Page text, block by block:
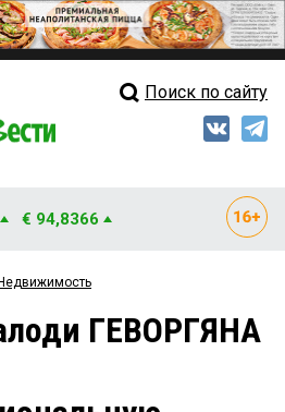
Свежий выпуск
Мнения
Рейтинги
Поиск по сайту
€ 94,8366
ГЕВОРГЯНА